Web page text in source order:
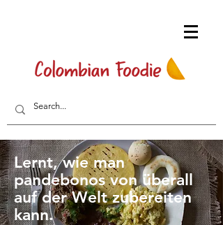
Lernt, wie man
pandebonos von überall
auf der Welt zubereiten
kann.